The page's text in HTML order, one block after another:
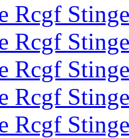
Rcgf
Rcgf
Rcgf
Rcgf
Rcgf